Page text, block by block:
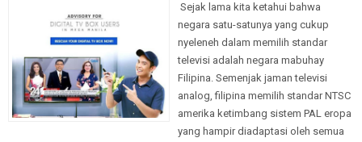
Sejak lama kita ketahui bahwa
negara satu-satunya yang cukup
nyeleneh dalam memilih standar
televisi adalah negara mabuhay
Filipina. Semenjak jaman televisi
analog, filipina memilih standar NTSC
amerika ketimbang sistem PAL eropa
yang hampir diadaptasi oleh semua